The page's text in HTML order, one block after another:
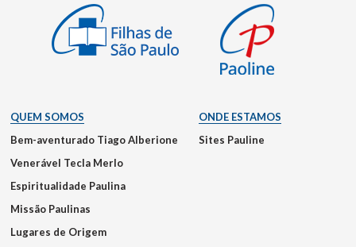
QUEM SOMOS
Bem-aventurado Tiago Alberione
Venerável Tecla Merlo
Espiritualidade Paulina
Missão Paulinas
Lugares de Origem
ONDE ESTAMOS
Sites Pauline